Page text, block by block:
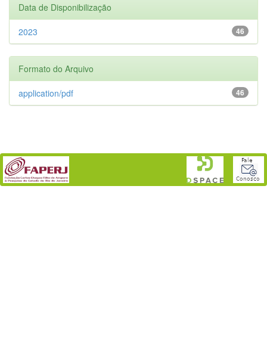
Data de Disponibilização
46
2023
Formato do Arquivo
46
application/pdf